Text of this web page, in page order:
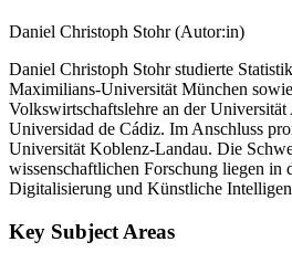
Daniel Christoph Stohr (Autor:in)
Daniel Christoph Stohr studierte
Maximilians-Universität München
Volkswirtschaftslehre an der
Universidad de Cádiz. Im Anschluss
Universität Koblenz-Landau. Die
wissenschaftlichen Forschung liegen in
Digitalisierung und Künstliche
Key Subject Areas